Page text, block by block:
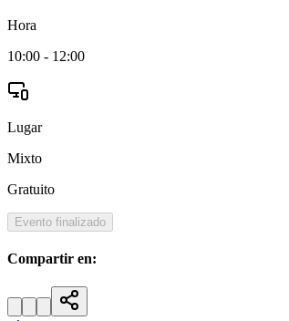
Hora
10:00 - 12:00
Lugar
Mixto
Gratuito
Evento finalizado
Compartir en: